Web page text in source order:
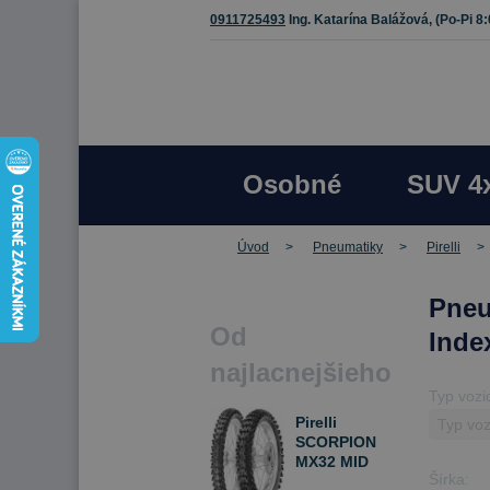
0911725493 Ing. Katarína Balážová, (Po-Pi
Osobné SUV
Úvod Pneumatiky Pirelli
Od
najlacnejšieho
Pirelli
SCORPION
MX32 MID
Typ
Šírka: